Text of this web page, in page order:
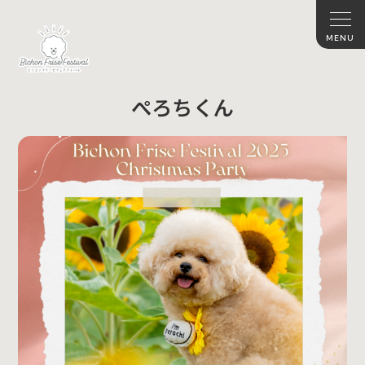
ぺろちくん